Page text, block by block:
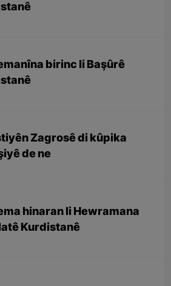
birinc li Başûrê
Zagrosê di kûpika
de ne
hinaran li Hewramana
Kurdistanê